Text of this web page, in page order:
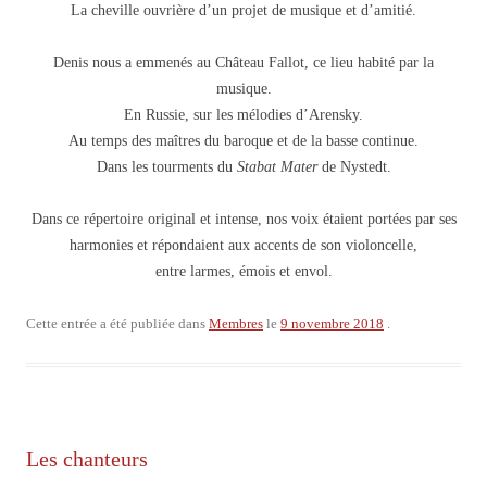
La cheville ouvrière d’un projet de musique et d’amitié.
Denis nous a emmenés au Château Fallot, ce lieu habité par la
musique.
En Russie, sur les mélodies d’Arensky.
Au temps des maîtres du baroque et de la basse continue.
Dans les tourments du Stabat Materde Nystedt.
Dans ce répertoire original et intense, nos voix étaient portées par ses
harmonies et répondaient aux accents de son violoncelle,
entre larmes, émois et envol.
Cette entrée a été publiée dans Membres le 9 novembre 2018 .
Les chanteurs